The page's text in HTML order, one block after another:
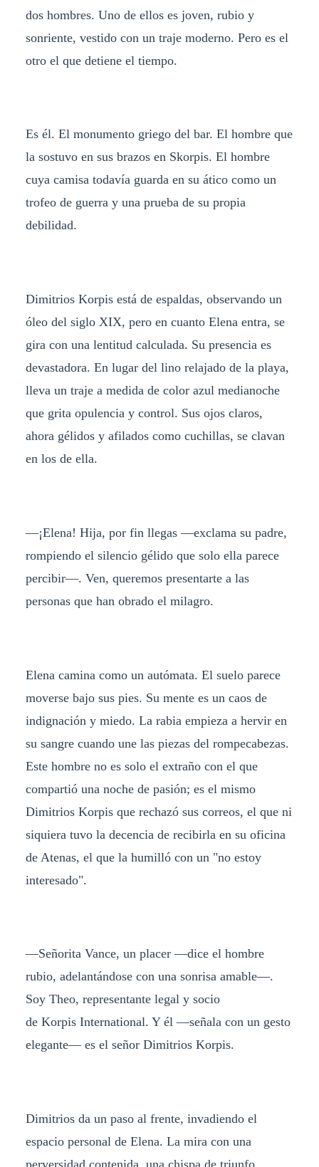
dos hombres. Uno de ellos es joven, rubio y
sonriente, vestido con un traje moderno. Pero es el
otro el que detiene el tiempo.
Es él. El monumento griego del bar. El hombre que
la sostuvo en sus brazos en Skorpis. El hombre
cuya camisa todavía guarda en su ático como un
trofeo de guerra y una prueba de su propia
debilidad.
Dimitrios Korpis está de espaldas, observando un
óleo del siglo XIX, pero en cuanto Elena entra, se
gira con una lentitud calculada. Su presencia es
devastadora. En lugar del lino relajado de la playa,
lleva un traje a medida de color azul medianoche
que grita opulencia y control. Sus ojos claros,
ahora gélidos y afilados como cuchillas, se clavan
en los de ella.
—¡Elena! Hija, por fin llegas —exclama su padre,
rompiendo el silencio gélido que solo ella parece
percibir—. Ven, queremos presentarte a las
personas que han obrado el milagro.
Elena camina como un autómata. El suelo parece
moverse bajo sus pies. Su mente es un caos de
indignación y miedo. La rabia empieza a hervir en
su sangre cuando une las piezas del rompecabezas.
Este hombre no es solo el extraño con el que
compartió una noche de pasión; es el mismo
Dimitrios Korpis que rechazó sus correos, el que ni
siquiera tuvo la decencia de recibirla en su oficina
de Atenas, el que la humilló con un "no estoy
interesado".
—Señorita Vance, un placer —dice el hombre
rubio, adelantándose con una sonrisa amable—.
Soy Theo, representante legal y socio
de Korpis International. Y él —señala con un gesto
elegante— es el señor Dimitrios Korpis.
Dimitrios da un paso al frente, invadiendo el
espacio personal de Elena. La mira con una
perversidad contenida, una chispa de triunfo